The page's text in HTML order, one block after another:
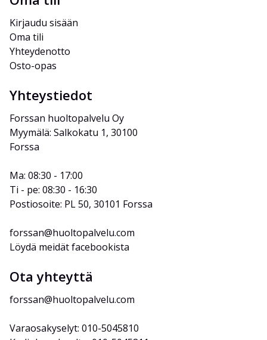
Kirjaudu sisään
Oma tili
Yhteydenotto
Osto-opas
Yhteystiedot
Forssan huoltopalvelu Oy
Myymälä: Salkokatu 1, 30100
Forssa
Ma: 08:30 - 17:00
Ti - pe: 08:30 - 16:30
Postiosoite: PL 50, 30101 Forssa
forssan@huoltopalvelu.com
Löydä meidät facebookista
Ota yhteyttä
forssan@huoltopalvelu.com
Varaosakyselyt: 010-5045810